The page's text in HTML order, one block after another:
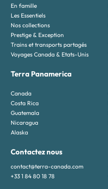
En famille
Les Essentiels
Nos collections
Prestige & Exception
Trains et transports partagés
Voyages Canada & Etats-Unis
Terra Panamerica
Canada
Costa Rica
Guatemala
Nicaragua
Alaska
Contactez nous
contact@terra-canada.com
+33 1 84 80 18 78